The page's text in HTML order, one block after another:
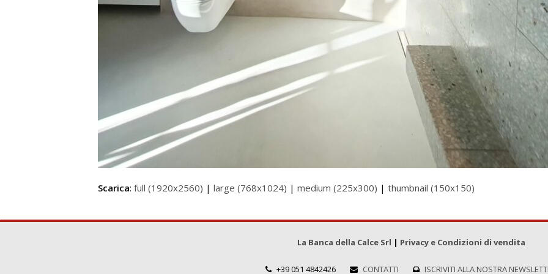
Scarica: full (1920x2560) | large (768x1024) | medium (225x300) | thumbnail (150x150)
La Banca della Calce Srl | Privacy e Condizioni di vendita
+39 051 4842426 CONTATTI ISCRIVITI ALLA NOSTRA